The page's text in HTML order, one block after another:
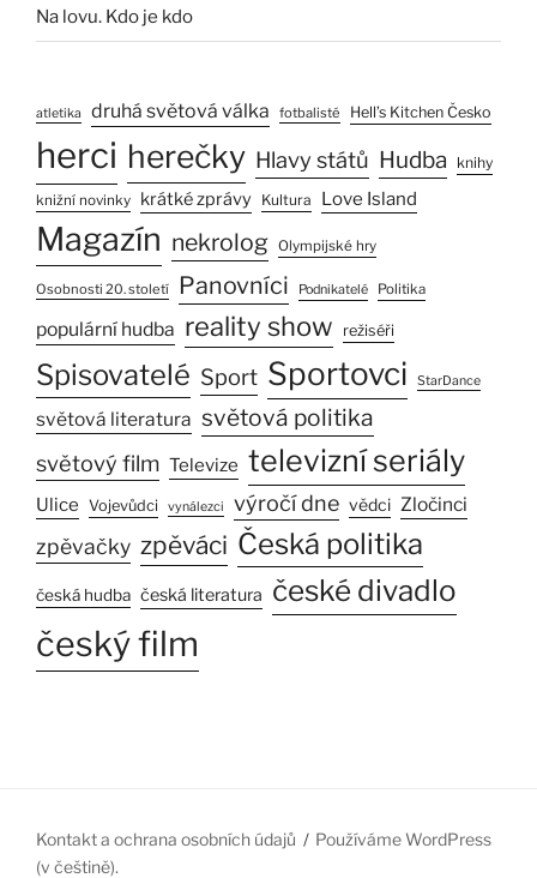
Na lovu. Kdo je kdo
atletika druhá světová válka fotbalisté Hell’s Kitchen Česko
herci herečky Hlavy států Hudba knihy
knižní novinky krátké zprávy Kultura Love Island
Magazín nekrolog Olympijské hry
Osobnosti 20. století Panovníci Podnikatelé Politika
populární hudba reality show režiséři
Spisovatelé Sport Sportovci StarDance
světová literatura světová politika
světový film Televize televizní seriály
Ulice Vojevůdci vynálezci výročí dne vědci Zločinci
zpěvačky zpěváci Česká politika
česká hudba česká literatura české divadlo
český film
Kontakt a ochrana osobních údajů
Používáme WordPress
(v češtině).